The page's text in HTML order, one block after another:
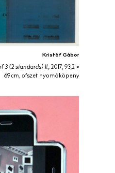
Kristóf Gábor
3 (2 standards) II., 2017, 93,2 ×
69cm, ofszet nyomóköpeny